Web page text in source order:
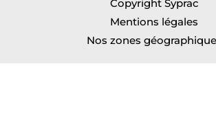
Copyright Syprac
Mentions légales
Nos zones